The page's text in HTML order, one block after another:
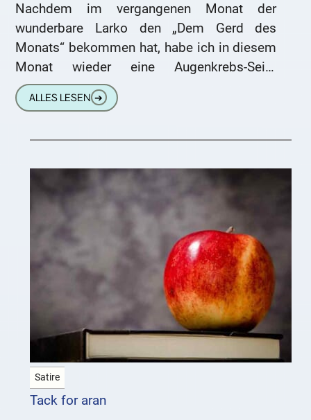
Nachdem im vergangenen Monat der
wunderbare Larko den „Dem Gerd des
Monats“ bekommen hat, habe ich in diesem
Monat wieder eine Augenkrebs-Seite
ausgewählt. Ich präsentiere den Gewinner
unseres unglaublichen Monatspreises:
ALLES LESEN ➔
Satire
Tack for aran